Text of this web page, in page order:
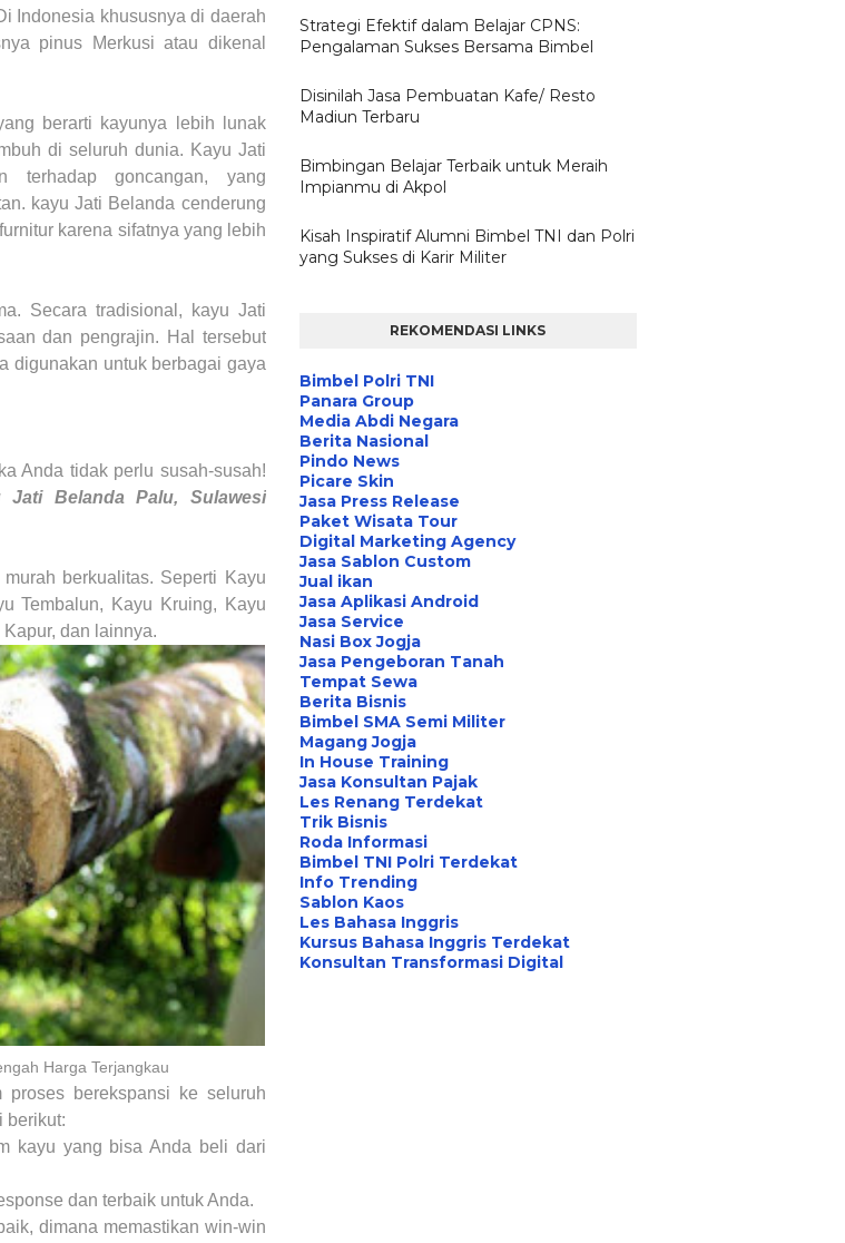
Indonesia khususnya di daerah
pinus Merkusi atau dikenal
berarti kayunya lebih lunak
di seluruh dunia. Kayu Jati
terhadap goncangan, yang
kayu Jati Belanda cenderung
karena sifatnya yang lebih
Secara tradisional, kayu Jati
dan pengrajin. Hal tersebut
digunakan untuk berbagai gaya
Anda tidak perlu susah-susah!
Jati Belanda Palu, Sulawesi
murah berkualitas. Seperti Kayu
Tembalun, Kayu Kruing, Kayu
dan lainnya.
Harga Terjangkau
proses berekspansi ke seluruh
berikut:
kayu yang bisa Anda beli dari
dan terbaik untuk Anda.
dimana memastikan win-win
Strategi Efektif dalam Belajar CPNS:
Pengalaman Sukses Bersama Bimbel
Disinilah Jasa Pembuatan Kafe/ Resto
Madiun Terbaru
Bimbingan Belajar Terbaik untuk Meraih
Impianmu di Akpol
Kisah Inspiratif Alumni Bimbel TNI dan Polri
yang Sukses di Karir Militer
REKOMENDASI LINKS
Bimbel Polri TNI
Panara Group
Media Abdi Negara
Berita Nasional
Pindo News
Picare Skin
Jasa Press Release
Paket Wisata Tour
Digital Marketing Agency
Jasa Sablon Custom
Jual ikan
Jasa Aplikasi Android
Jasa Service
Nasi Box Jogja
Jasa Pengeboran Tanah
Tempat Sewa
Berita Bisnis
Bimbel SMA Semi Militer
Magang Jogja
In House Training
Jasa Konsultan Pajak
Les Renang Terdekat
Trik Bisnis
Roda Informasi
Bimbel TNI Polri Terdekat
Info Trending
Sablon Kaos
Les Bahasa Inggris
Kursus Bahasa Inggris Terdekat
Konsultan Transformasi Digital